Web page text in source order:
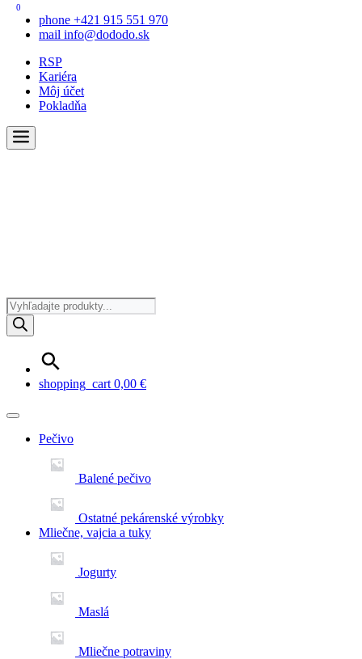
phone +421 915 551 970
mail info@dododo.sk
RSP
Kariéra
Môj účet
Pokladňa
Products
search
0
shopping_cart 0,00 €
Pečivo
Balené pečivo
Ostatné pekárenské výrobky
Mliečne, vajcia a tuky
Jogurty
Maslá
Mliečne potraviny